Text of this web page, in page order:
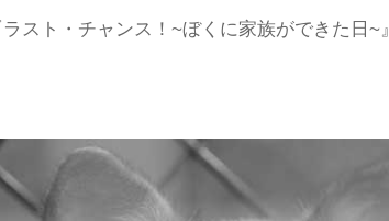
スト・チャンス！~ぼくに家族ができた日~』